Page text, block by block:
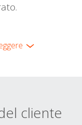
cliente